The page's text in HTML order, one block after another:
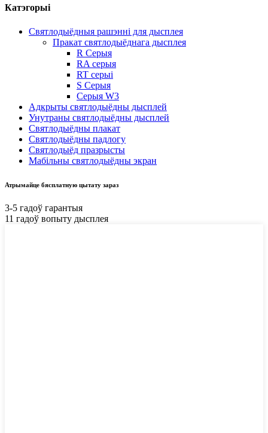
Катэгорыі
Святлодыёдныя рашэнні для дысплея
Пракат святлодыёднага дысплея
R Серыя
RA серыя
RT серыі
S Серыя
Серыя W3
Адкрыты святлодыёдны дысплей
Унутраны святлодыёдны дысплей
Святлодыёдны плакат
Святлодыёдны падлогу
Святлодыёд празрысты
Мабільны святлодыёдны экран
Атрымайце бясплатную цытату зараз
3-5 гадоў гарантыя
11 гадоў вопыту дысплея